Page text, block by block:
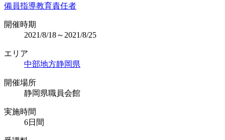
備員指導教育責任者
開催時期
2021/8/18～2021/8/25
エリア
中部地方静岡県
開催場所
静岡県職員会館
実施時間
6日間